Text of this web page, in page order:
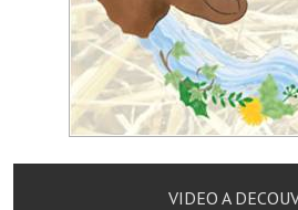
Le conseil départemental
VILLE PRATIQUE
Services publics intercommunaux
VIDEO A